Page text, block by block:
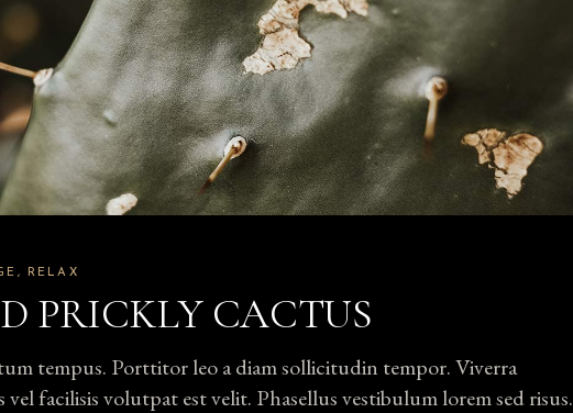
RELAX
PRICKLY CACTUS
tempus. Porttitor leo a diam sollicitudin tempor. Viverra
vel facilisis volutpat est velit. Phasellus vestibulum lorem sed risus.